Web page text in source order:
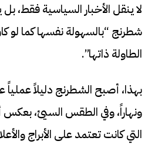
لا ينقل الأخبار السياسية فقط،
شطرنج “بالسهولة نفسها كما لو
الطاولة ذاتها”.
بهذا، أصبح الشطرنج دليلاً عملياً
ونهاراً، وفي الطقس السيئ، بعكس
التي كانت تعتمد على الأبراج